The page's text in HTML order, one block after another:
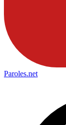
Paroles.net